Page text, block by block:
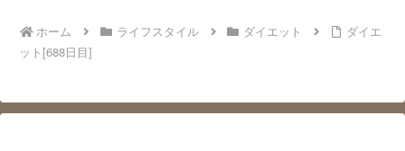
ホーム ライフスタイル ダイエット
ダイエ
ット[688日目]